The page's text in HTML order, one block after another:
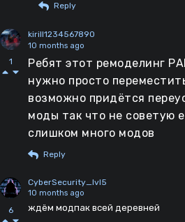
Reply
1
kirill1234567890
10 months ago
Ребят этот ремоделинг
нужно просто
возможно придётся
моды так что не советую
слишком много модов
Reply
6
CyberSecurity_lvl5
10 months ago
ждём модпак всей деревней